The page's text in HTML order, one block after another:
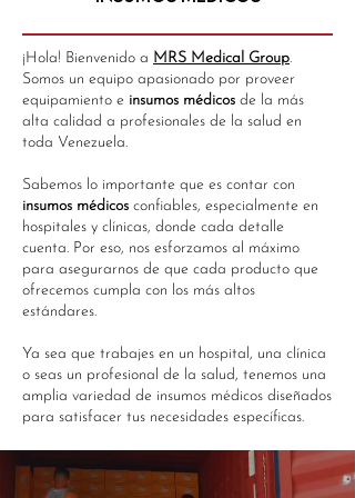
Agotado
Agregar al carrito
Agregar al carrito
¡Hola! Bienvenido a MRS Medical Group.
Somos un equipo apasionado por proveer
equipamiento e insumos médicos de la más
alta calidad a profesionales de la salud en
toda Venezuela.
Sabemos lo importante que es contar con
insumos médicos confiables, especialmente en
hospitales y clínicas, donde cada detalle
cuenta. Por eso, nos esforzamos al máximo
para asegurarnos de que cada producto que
ofrecemos cumpla con los más altos
estándares.
Ya sea que trabajes en un hospital, una clínica
o seas un profesional de la salud, tenemos una
amplia variedad de insumos médicos diseñados
para satisfacer tus necesidades específicas.